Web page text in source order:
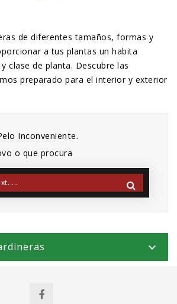
de diferentes tamaños, formas y
a tus plantas un habita
clase de planta. Descubre las
preparado para el interior y exterior
Inconveniente.
o que procura
